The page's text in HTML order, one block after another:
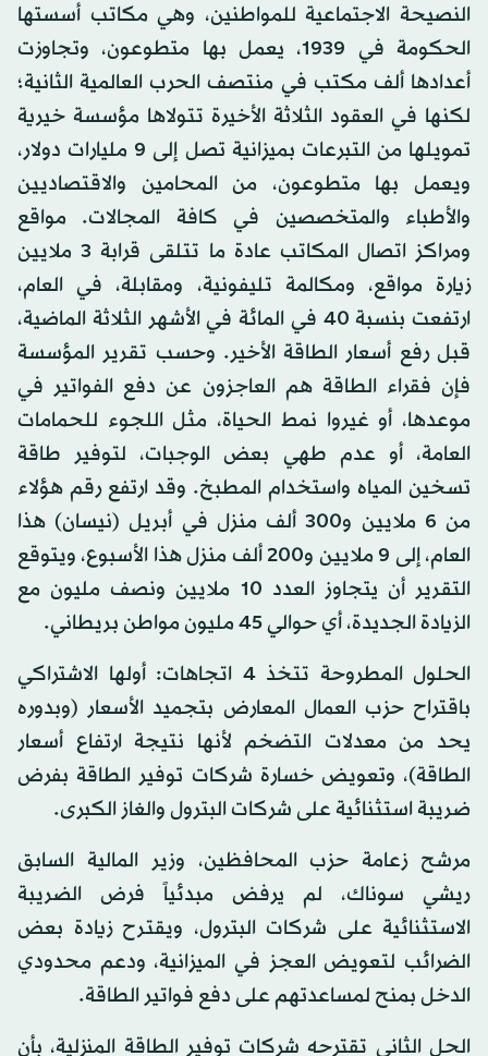
النصيحة الاجتماعية للمواطنين، وهي مكاتب أسستها
الحكومة في 1939، يعمل بها متطوعون، وتجاوزت
أعدادها ألف مكتب في منتصف الحرب العالمية الثانية؛
لكنها في العقود الثلاثة الأخيرة تتولاها مؤسسة خيرية
تمويلها من التبرعات بميزانية تصل إلى 9 مليارات دولار،
ويعمل بها متطوعون، من المحامين والاقتصاديين
والأطباء والمتخصصين في كافة المجالات. مواقع
ومراكز اتصال المكاتب عادة ما تتلقى قرابة 3 ملايين
زيارة مواقع، ومكالمة تليفونية، ومقابلة، في العام،
ارتفعت بنسبة 40 في المائة في الأشهر الثلاثة الماضية،
قبل رفع أسعار الطاقة الأخير. وحسب تقرير المؤسسة
فإن فقراء الطاقة هم العاجزون عن دفع الفواتير في
موعدها، أو غيروا نمط الحياة، مثل اللجوء للحمامات
العامة، أو عدم طهي بعض الوجبات، لتوفير طاقة
تسخين المياه واستخدام المطبخ. وقد ارتفع رقم هؤلاء
من 6 ملايين و300 ألف منزل في أبريل (نيسان) هذا
العام، إلى 9 ملايين و200 ألف منزل هذا الأسبوع، ويتوقع
التقرير أن يتجاوز العدد 10 ملايين ونصف مليون مع
الزيادة الجديدة، أي حوالي 45 مليون مواطن بريطاني.
الحلول المطروحة تتخذ 4 اتجاهات: أولها الاشتراكي
باقتراح حزب العمال المعارض بتجميد الأسعار (وبدوره
يحد من معدلات التضخم لأنها نتيجة ارتفاع أسعار
الطاقة)، وتعويض خسارة شركات توفير الطاقة بفرض
ضريبة استثنائية على شركات البترول والغاز الكبرى.
مرشح زعامة حزب المحافظين، وزير المالية السابق
ريشي سوناك، لم يرفض مبدئياً فرض الضريبة
الاستثنائية على شركات البترول، ويقترح زيادة بعض
الضرائب لتعويض العجز في الميزانية، ودعم محدودي
الدخل بمنح لمساعدتهم على دفع فواتير الطاقة.
الحل الثاني تقترحه شركات توفير الطاقة المنزلية، بأن